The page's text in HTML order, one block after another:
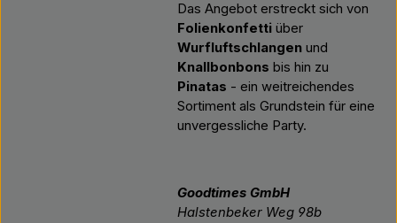
Das Angebot erstreckt sich von
Folienkonfetti über
Wurfluftschlangen und
Knallbonbons bis hin zu
Pinatas - ein weitreichendes
Sortiment als Grundstein für eine
unvergessliche Party.
Goodtimes GmbH
Halstenbeker Weg 98b